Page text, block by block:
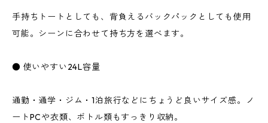
手持ちトートとしても、背負えるバックパックとしても使用
可能。シーンに合わせて持ち方を選べます。
● 使いやすい24L容量
通勤・通学・ジム・1泊旅行などにちょうど良いサイズ感。ノ
ートPCや衣類、ボトル類もすっきり収納。